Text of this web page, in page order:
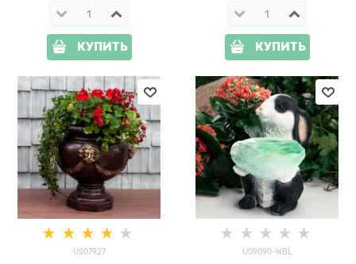
КУПИТЬ КУПИТЬ
US07927 U09090-WBL